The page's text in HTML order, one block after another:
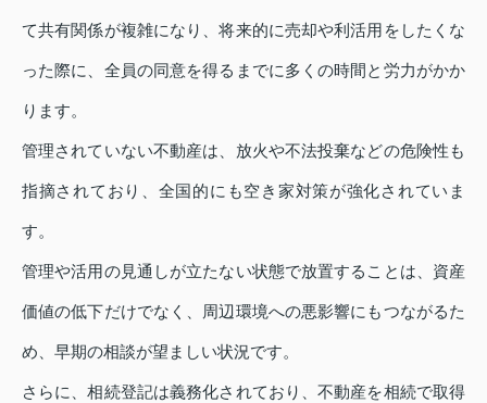
て共有関係が複雑になり、将来的に売却や利活用をしたくな
った際に、全員の同意を得るまでに多くの時間と労力がかか
ります。
管理されていない不動産は、放火や不法投棄などの危険性も
指摘されており、全国的にも空き家対策が強化されていま
す。
管理や活用の見通しが立たない状態で放置することは、資産
価値の低下だけでなく、周辺環境への悪影響にもつながるた
め、早期の相談が望ましい状況です。
さらに、相続登記は義務化されており、不動産を相続で取得